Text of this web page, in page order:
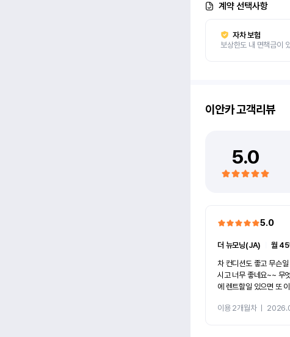
계약 선택사항
자차 보험
보상한도 내 면책금이
이안카고객리뷰
5.0
5.0
더 뉴모닝(JA)
월 45
차 컨디션도 좋고 무슨
시고 너무 좋네요~~ 무엇보다 친절하세요~. 다음
에 렌트할일 있으면 또
이용 2개월차ㅣ